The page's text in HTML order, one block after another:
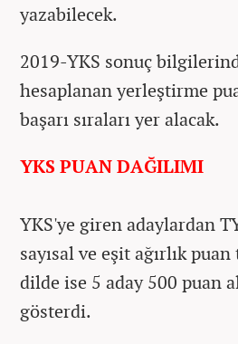
yazabilecek.
2019-YKS sonuç
hesaplanan yerleştirme
başarı sıraları yer alacak.
YKS PUAN DAĞILIMI
YKS'ye giren adaylardan
sayısal ve eşit ağırlık
dilde ise 5 aday 500 puan
gösterdi.